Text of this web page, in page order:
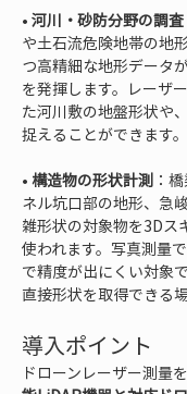
• 河川・砂防分野の調査
や土石流危険地帯の地
つ高精細な地形データ
を発揮します。レーザ
た河川敷の地盤形状や
• 構造物の形状計測 ：
ネル坑口部の地形、急
雑形状の対象物を3Dス
使われます。写真測量
で精度が出にくい対象
直接形状を取得できる
導入ポイント
ドローンレーザー測量